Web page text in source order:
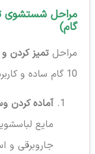
مراحل شستشوی
گام)
مراحل تمیز
10 گام ساده و کاربردی برای شما آورده ایم:
آماده کردن
مایع
جاروبرقی و